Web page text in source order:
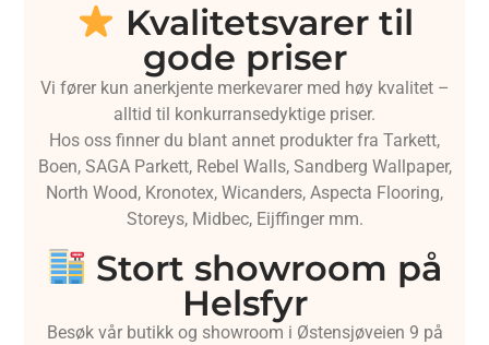
Kvalitetsvarer til
gode priser
Vi fører kun anerkjente merkevarer med høy kvalitet –
alltid til konkurransedyktige priser.
Hos oss finner du blant annet produkter fra Tarkett,
Boen, SAGA Parkett, Rebel Walls, Sandberg Wallpaper,
North Wood, Kronotex, Wicanders, Aspecta Flooring,
Storeys, Midbec, Eijffinger mm.
Stort showroom på
Helsfyr
Besøk vår butikk og showroom i Østensjøveien 9 på